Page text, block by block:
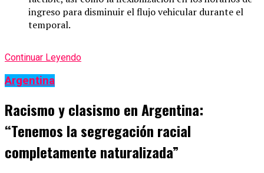
ingreso para disminuir el flujo vehicular durante el
temporal.
Continuar Leyendo
Argentina
Racismo y clasismo en Argentina:
“Tenemos la segregación racial
completamente naturalizada”